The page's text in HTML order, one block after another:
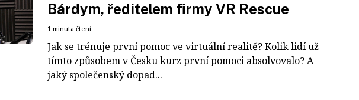
Bárdym, ředitelem firmy VR Rescue
1 minuta čtení
Jak se trénuje první pomoc ve virtuální realitě? Kolik lidí už
tímto způsobem v Česku kurz první pomoci absolvovalo? A
jaký společenský dopad...